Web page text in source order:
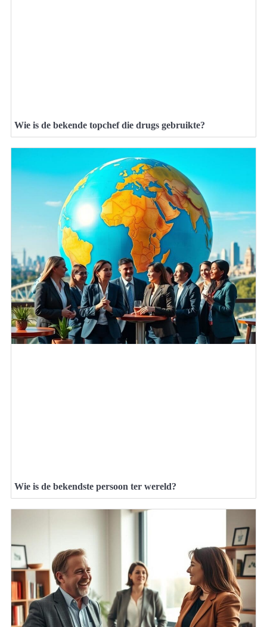
Wie is de bekende topchef die drugs gebruikte?
Wie is de bekendste persoon ter wereld?